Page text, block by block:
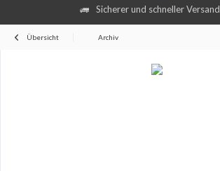
Sicherer und schneller Versand
Übersicht Archiv